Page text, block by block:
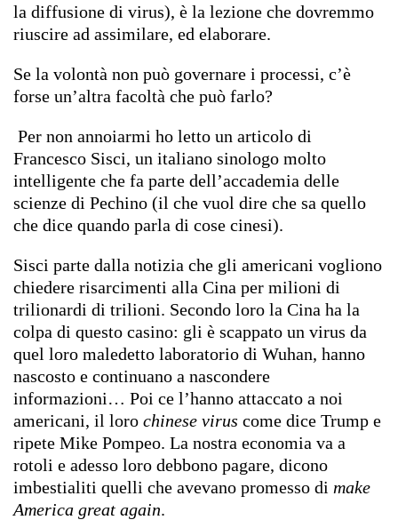
la diffusione di virus), è la lezione che dovremmo
riuscire ad assimilare, ed elaborare.
Se la volontà non può governare i processi, c’è
forse un’altra facoltà che può farlo?
Per non annoiarmi ho letto un articolo di
Francesco Sisci, un italiano sinologo molto
intelligente che fa parte dell’accademia delle
scienze di Pechino (il che vuol dire che sa quello
che dice quando parla di cose cinesi).
Sisci parte dalla notizia che gli americani vogliono
chiedere risarcimenti alla Cina per milioni di
trilionardi di trilioni. Secondo loro la Cina ha la
colpa di questo casino: gli è scappato un virus da
quel loro maledetto laboratorio di Wuhan, hanno
nascosto e continuano a nascondere
informazioni… Poi ce l’hanno attaccato a noi
americani, il loro chinese virus come dice Trump e
ripete Mike Pompeo. La nostra economia va a
rotoli e adesso loro debbono pagare, dicono
imbestialiti quelli che avevano promesso di make
America great again.